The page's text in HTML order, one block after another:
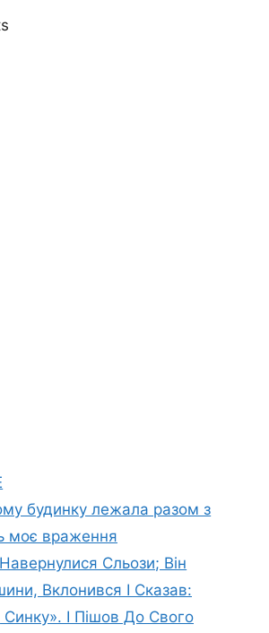
будинку лежала разом з
моє враження
Сльози; Він
Вклонився І Сказав:
Синку». І Пішов До Свого